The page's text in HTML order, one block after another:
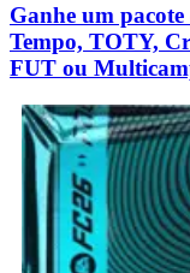
Ganhe um
Tempo, TOTY,
FUT ou